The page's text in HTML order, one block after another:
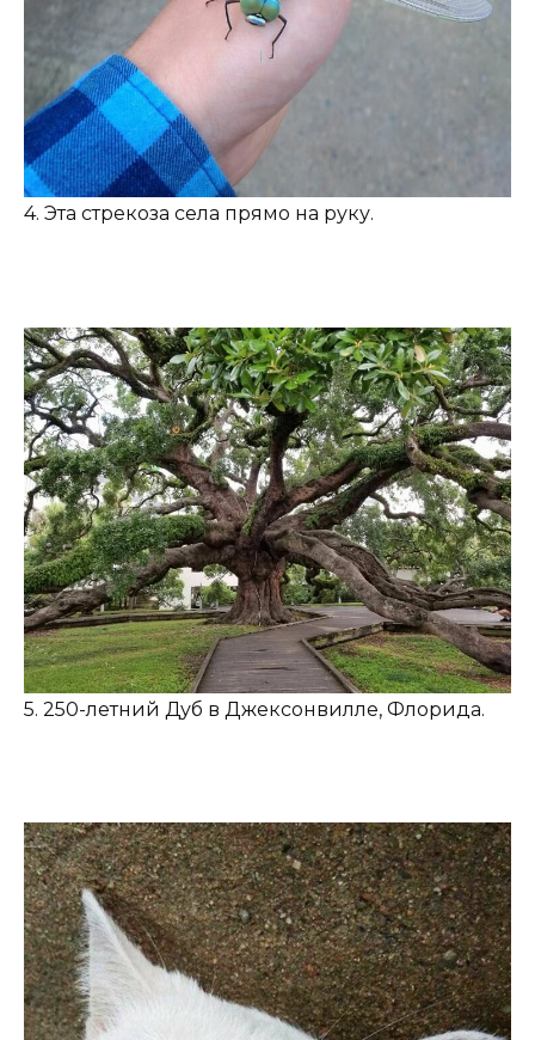
4. Эта стрекоза села прямо на руку.
5. 250-летний Дуб в Джексонвилле, Флорида.